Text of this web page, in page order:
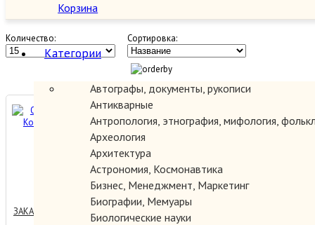
Корзина
Категории
Автографы, документы, рукописи
Антикварные
Антропология, этнография, мифология,
Археология
Архитектура
Астрономия, Космонавтика
Бизнес, Менеджмент, Маркетинг
Биографии, Мемуары
Биологические науки
Количество: Сортировка:
Overlord. 1 том. Король-
нежить.
650.00 руб.
ЗАКАЗАТЬ